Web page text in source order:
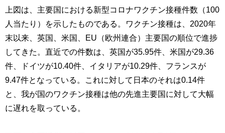
上図は、主要国における新型コロナワクチン接種件数（100
人当たり）を示したものである。ワクチン接種は、2020年
末以来、英国、米国、EU（欧州連合）主要国の順位で進捗
してきた。直近での件数は、英国が35.95件、米国が29.36
件、ドイツが10.40件、イタリアが10.29件、フランスが
9.47件となっている。これに対して日本のそれは0.14件
と、我が国のワクチン接種は他の先進主要国に対して大幅
に遅れを取っている。